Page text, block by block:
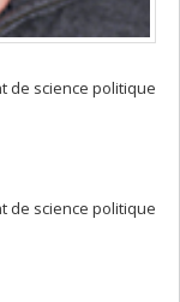
de science politique
de science politique